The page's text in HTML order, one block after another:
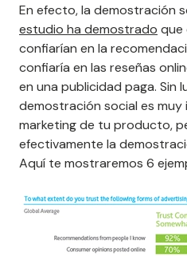
En efecto, la demostración
estudio ha demostrado que
confiarían en la
confiaría en las reseñas
en una publicidad paga. Sin
demostración social es
marketing de tu producto,
efectivamente la
Aquí te mostraremos 6